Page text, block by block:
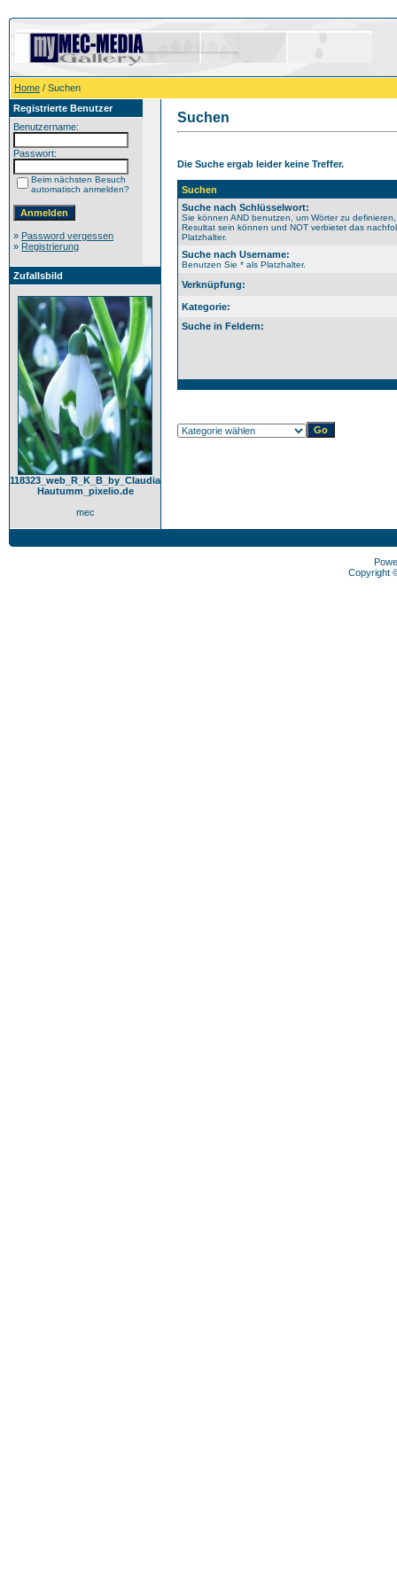
Home / Suchen
Registrierte Benutzer
Benutzername:
Passwort:
Beim nächsten Besuch
automatisch anmelden?
» Password vergessen
» Registrierung
Zufallsbild
118323_web_R_K_B_by_Claudia
Hautumm_pixelio.de
mec
Suchen
Die Suche ergab leider keine Treffer.
Suchen
Suche nach Schlüsselwort:
Sie können AND benutzen, um Wörter zu
Resultat sein können und NOT verbietet das
Platzhalter.
Suche nach Username:
Benutzen Sie * als Platzhalter.
Verknüpfung:
Kategorie:
Suche in Feldern:
Copyright